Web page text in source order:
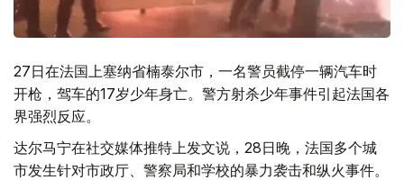
27日在法国上塞纳省楠泰尔市，一名警员截停一辆汽车时
开枪，驾车的17岁少年身亡。警方射杀少年事件引起法国各
界强烈反应。
达尔马宁在社交媒体推特上发文说，28日晚，法国多个城
市发生针对市政厅、警察局和学校的暴力袭击和纵火事件。